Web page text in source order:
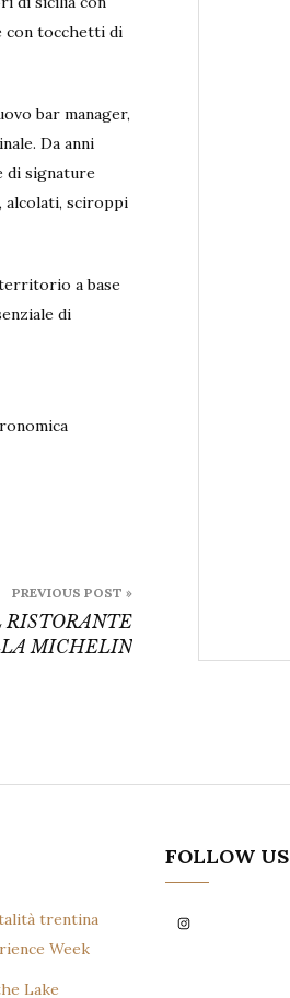
con tocchetti di
bar manager,
Da anni
di signature
alcolati, sciroppi
territorio a base
di
PREVIOUS POST »
RISTORANTE
MICHELIN
trentina
Week
Lake
FOLLOW US
Instagram